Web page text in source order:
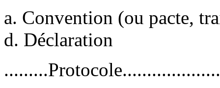
a. Convention (ou pacte,
d. Déclaration